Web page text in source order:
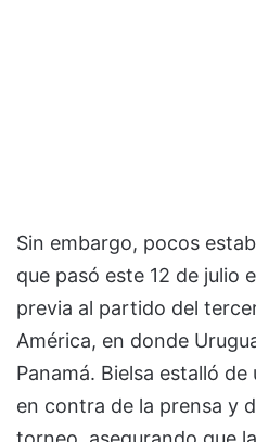
Sin embargo, pocos
que pasó este 12 de julio
previa al partido del
América, en donde
Panamá. Bielsa estalló
en contra de la prensa y